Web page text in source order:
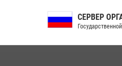
СЕРВЕР ОРГАНОВ
Государственной власти РФ